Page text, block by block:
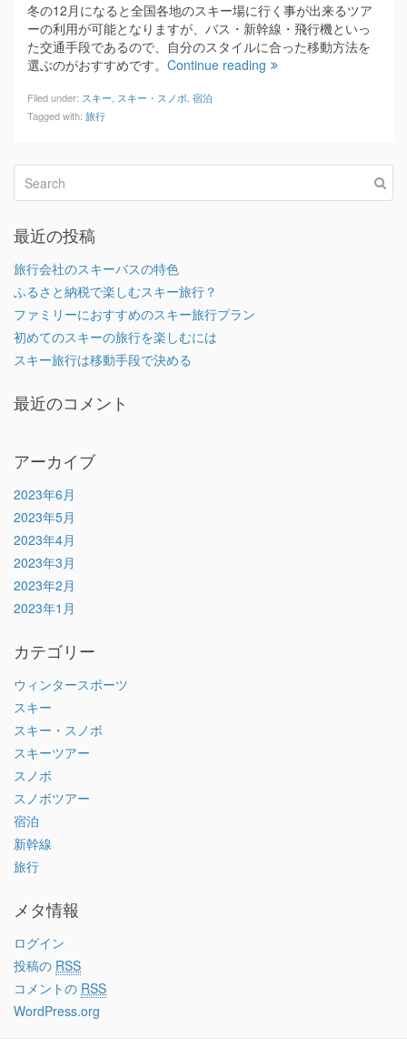
冬の12月になると全国各地のスキー場に行く事が出来るツア
ーの利用が可能となりますが、バス・新幹線・飛行機といっ
た交通手段であるので、自分のスタイルに合った移動方法を
選ぶのがおすすめです。 Continue reading
Filed under: スキー スキー・スノボ 宿泊
Tagged with: 旅行
最近の投稿
旅行会社のスキーバスの特色
ふるさと納税で楽しむスキー旅行？
ファミリーにおすすめのスキー旅行プラン
初めてのスキーの旅行を楽しむには
スキー旅行は移動手段で決める
最近のコメント
アーカイブ
2023年6月
2023年5月
2023年4月
2023年3月
2023年2月
2023年1月
カテゴリー
ウィンタースポーツ
スキー
スキー・スノボ
スキーツアー
スノボ
スノボツアー
宿泊
新幹線
旅行
メタ情報
ログイン
投稿の RSS
コメントの RSS
WordPress.org